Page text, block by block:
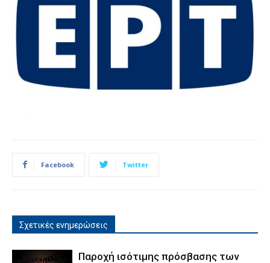
Facebook Twitter
Σχετικές ενημερώσεις
Παροχή ισότιμης πρόσβασης των